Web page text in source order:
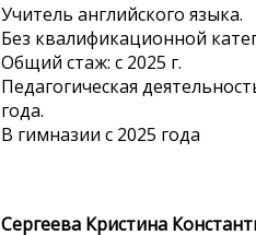
Учитель английского языка.
Без квалификационной
Общий стаж: с 2025 г.
Педагогическая
года.
В гимназии с 2025 года
Сергеева Кристина